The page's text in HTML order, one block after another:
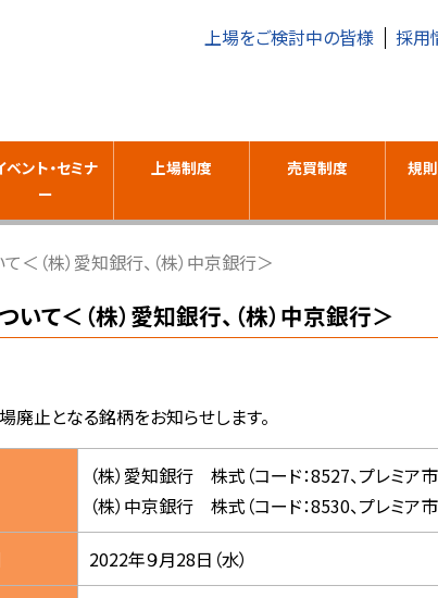
上場をご検討中の皆様 採用
ベント・セミナ
ー
上場制度 売買制度 規
＜（株）愛知銀行、（株）中京銀行＞
て＜（株）愛知銀行、（株）中京銀行＞
廃止となる銘柄をお知らせします。
（株）愛知銀行 株式（コード：8527、プレミア市
（株）中京銀行 株式（コード：8530、プレミア市
2022年９月28日（水）